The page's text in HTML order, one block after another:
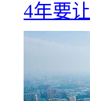
4年要